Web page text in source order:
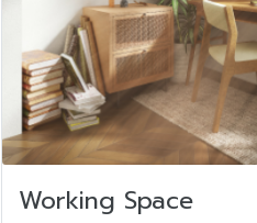
Working Space